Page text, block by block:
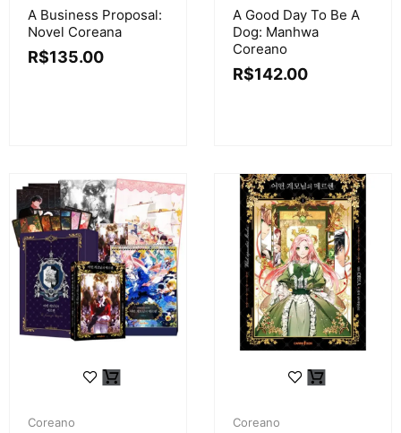
A Business Proposal:
Novel Coreana
R$135.00
A Good Day To Be A
Dog: Manhwa
Coreano
R$142.00
Coreano Coreano